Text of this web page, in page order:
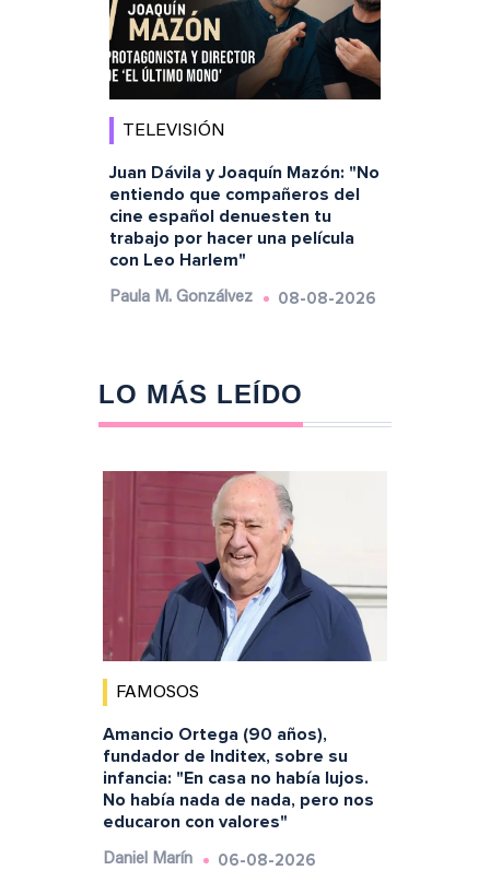
TELEVISIÓN
Juan Dávila y Joaquín Mazón: "No
entiendo que compañeros del
cine español denuesten tu
trabajo por hacer una película
con Leo Harlem"
Paula M. Gonzálvez 08-08-2026
LO MÁS LEÍDO
FAMOSOS
Amancio Ortega (90 años),
fundador de Inditex, sobre su
infancia: "En casa no había lujos.
No había nada de nada, pero nos
educaron con valores"
Daniel Marín 06-08-2026